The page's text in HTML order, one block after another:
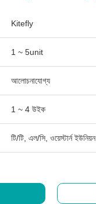
Kitefly
1 ~ 5unit
আলোচনাযোগ্য
1 ~ 4 উইক
টি/টি, এল/সি, ওয়েস্টার্ন ইউনিয়ন